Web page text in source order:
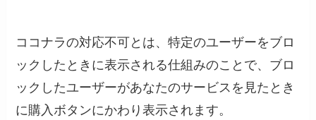
ココナラの対応不可とは、特定のユーザーをブロ
ックしたときに表示される仕組みのことで、ブロ
ックしたユーザーがあなたのサービスを見たとき
に購入ボタンにかわり表示されます。